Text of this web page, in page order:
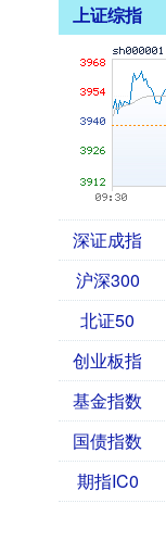
上证综指
深证成指
沪深300
北证50
创业板指
基金指数
国债指数
期指IC0